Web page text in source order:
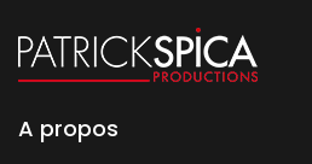
A propos